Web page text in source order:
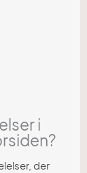
i
der